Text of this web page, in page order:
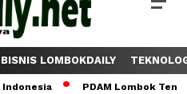
BISNIS LOMBOKDAILY
PDAM Lombok Tengah